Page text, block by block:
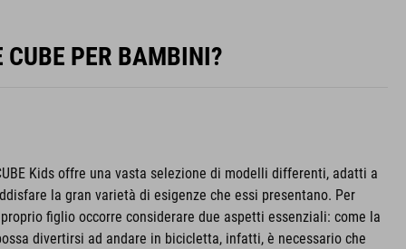
CUBE PER BAMBINI?
Kids offre una vasta selezione di modelli differenti, adatti a
la gran varietà di esigenze che essi presentano. Per
figlio occorre considerare due aspetti essenziali: come la
divertirsi ad andare in bicicletta, infatti, è necessario che